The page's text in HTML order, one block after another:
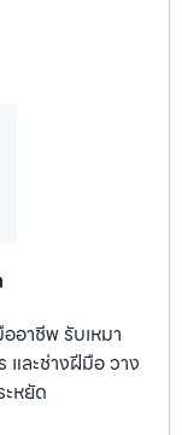
อาชีพ รับเหมา
ละช่างฝีมือ วาง
หยัด